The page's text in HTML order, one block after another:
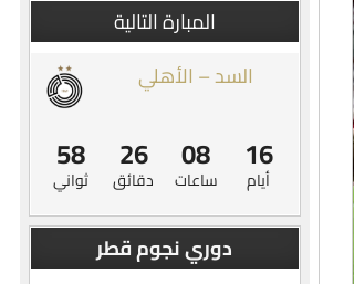
المبارة التالية
السد – الأهلي
16
أيام
08
ساعات
26
دقائق
57
ثواني
دوري نجوم قطر